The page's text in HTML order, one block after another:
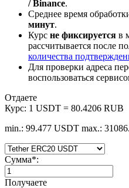
/ Binance.
Среднее время
минут.
Курс не фиксируется в
рассчитывается после
количества
Для проверки адреса
воспользоваться
Отдаете
Курс: 1 USDT = 80.4206 RUB
min.: 99.477 USDT max.:
Сумма*:
Получаете